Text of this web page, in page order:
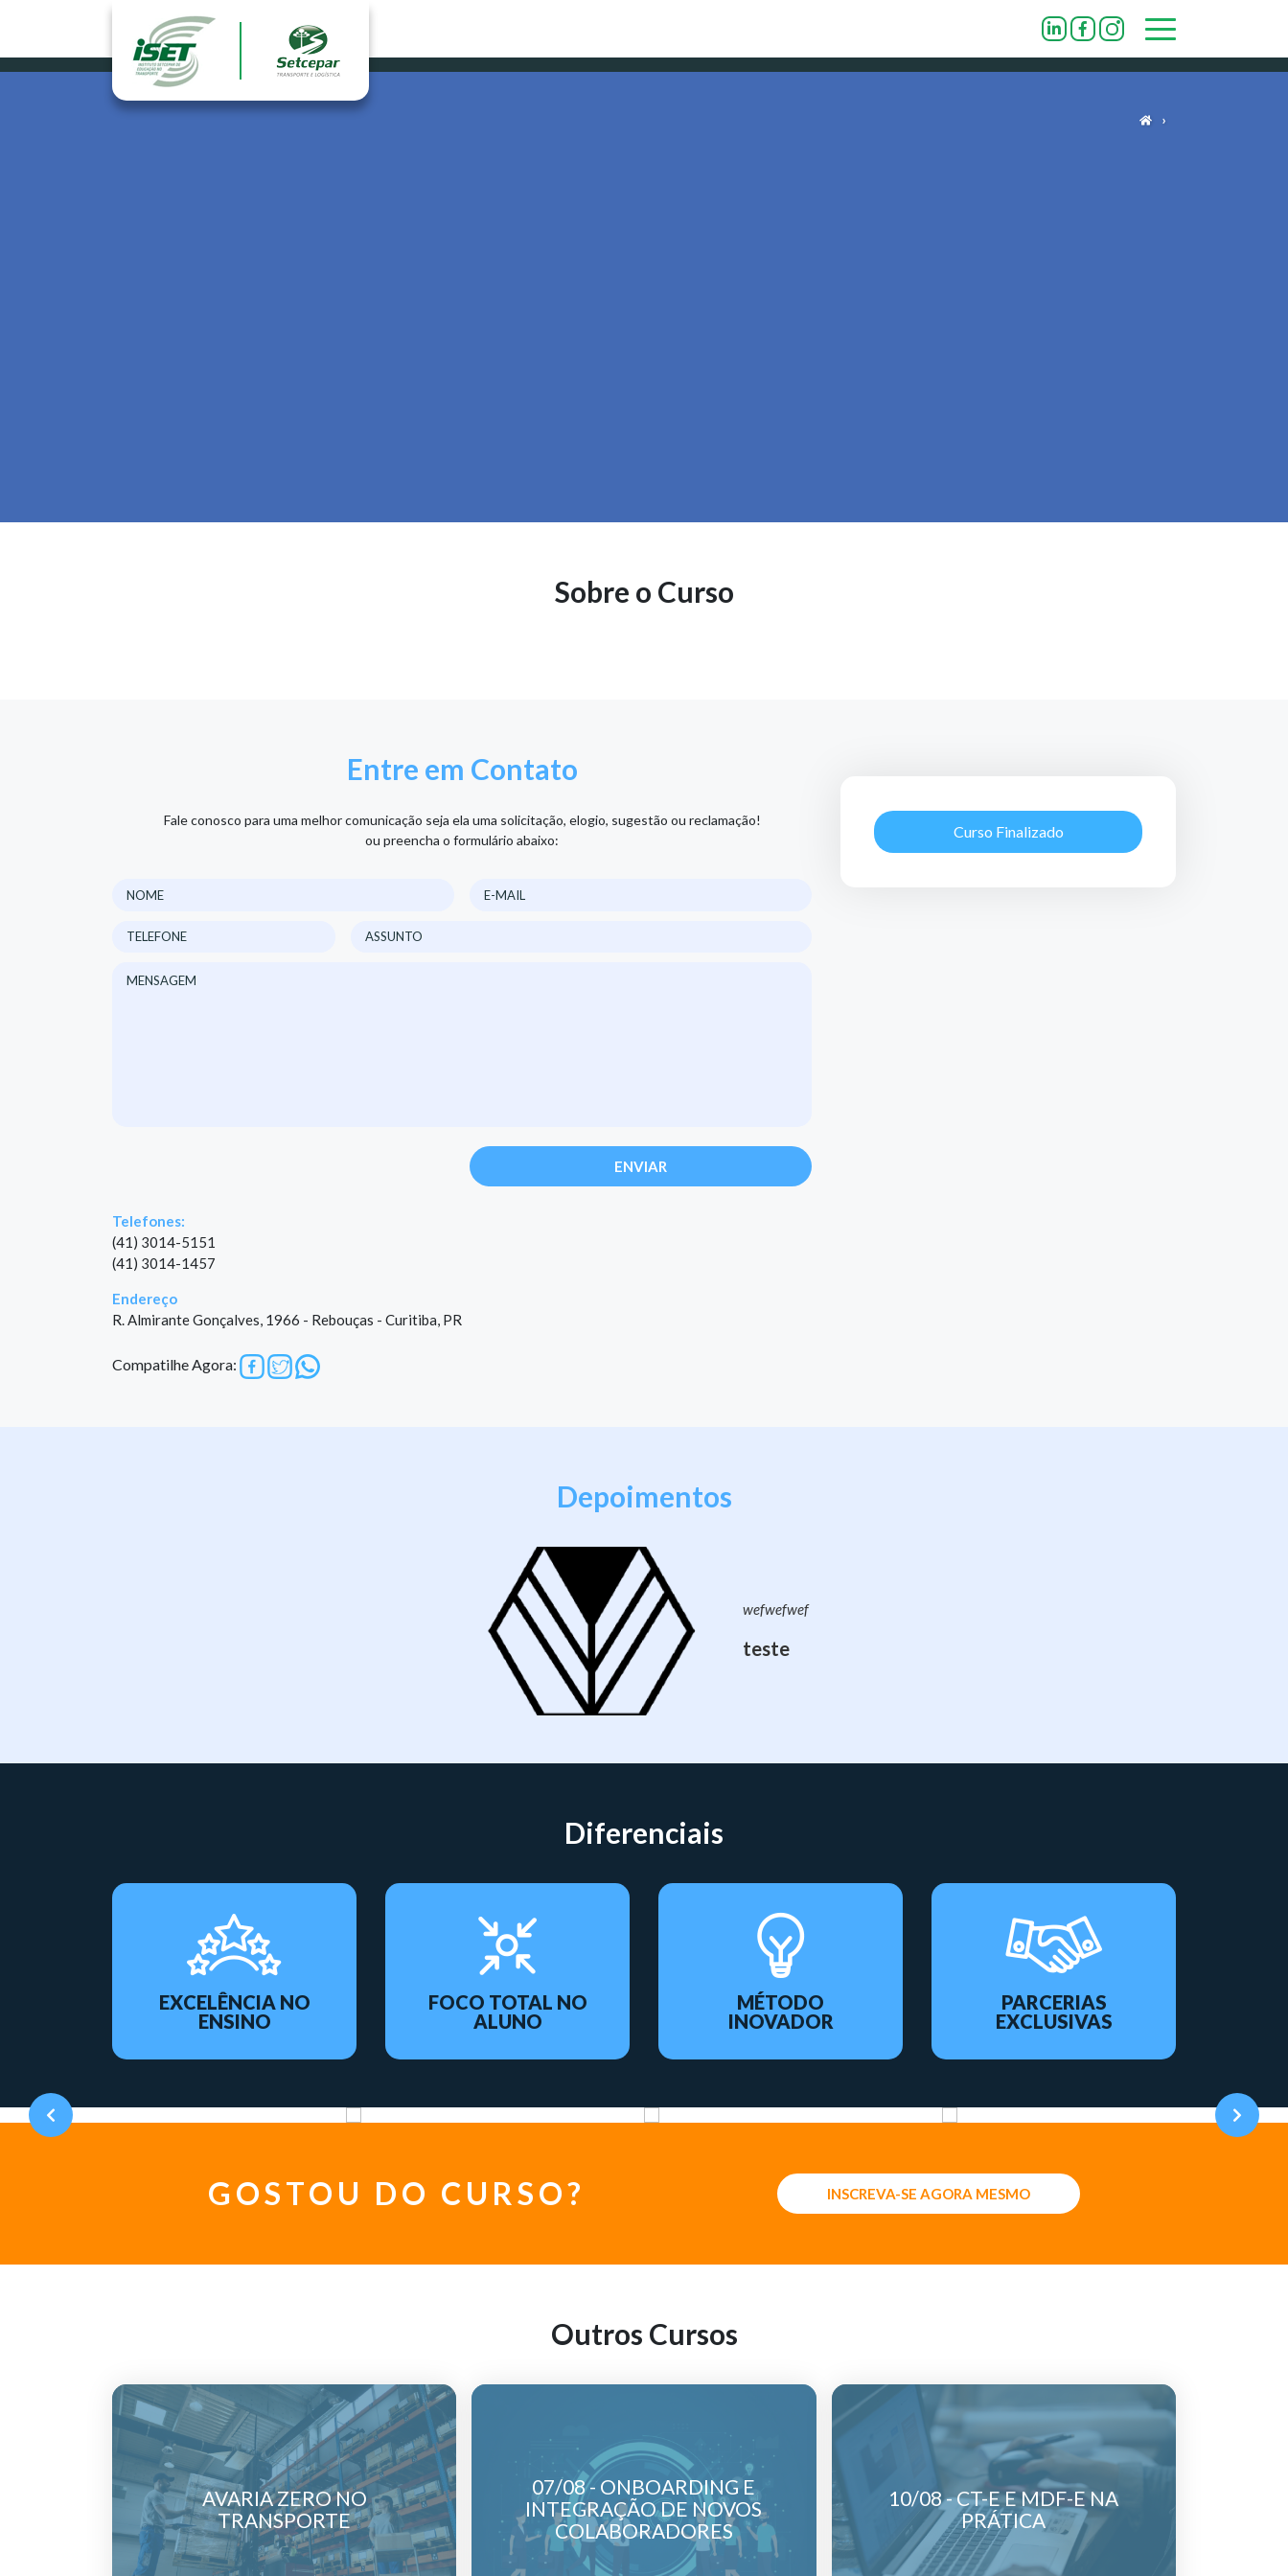
Sobre o Curso
Entre em Contato
Fale conosco para uma melhor comunicação seja ela uma solicitação, elogio, sugestão ou reclamação!
ou preencha o formulário abaixo:
ENVIAR
Telefones:
(41) 3014-5151
(41) 3014-1457
Endereço
R. Almirante Gonçalves, 1966 - Rebouças - Curitiba, PR
Compatilhe Agora:
Curso Finalizado
Depoimentos
wefwefwef
teste
Diferenciais
EXCELÊNCIA NO
ENSINO
FOCO TOTAL NO
ALUNO
MÉTODO
INOVADOR
PARCERIAS
EXCLUSIVAS
GOSTOU DO CURSO? INSCREVA-SE AGORA MESMO
Outros Cursos
AVARIA ZERO NO
TRANSPORTE
07/08 - ONBOARDING E
INTEGRAÇÃO DE NOVOS
COLABORADORES
10/08 - CT-E E MDF-E NA
PRÁTICA